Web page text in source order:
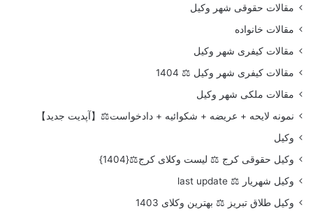
مقالات حقوقی شهر وکیل
مقالات خانواده
مقالات کیفری شهر وکیل
مقالات کیفری شهر وکیل ⚖️ 1404
مقالات ملکی شهر وکیل
نمونه لایحه + عریضه + شکوائیه + دادخواست⚖️【آپدیت جدید】
وکیل
وکیل حقوقی کرج ⚖️ لیست وکلای کرج⚖️{1404}
وکیل شهریار ⚖️ last update
وکیل طلاق تبریز ⚖️ بهترین وکلای 1403